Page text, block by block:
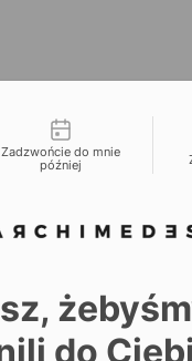
Zadzwońcie do mnie
później
do